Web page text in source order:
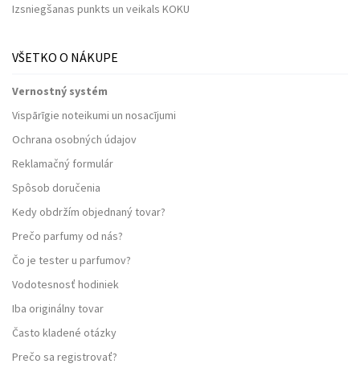
Izsniegšanas punkts un veikals KOKU
VŠETKO O NÁKUPE
Vernostný systém
Vispārīgie noteikumi un nosacījumi
Ochrana osobných údajov
Reklamačný formulár
Spôsob doručenia
Kedy obdržím objednaný tovar?
Prečo parfumy od nás?
Čo je tester u parfumov?
Vodotesnosť hodiniek
Iba originálny tovar
Často kladené otázky
Prečo sa registrovať?